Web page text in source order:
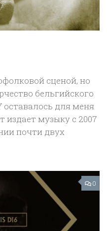
сценой, но
бельгийского
оставалось для меня
издает музыку с 2007
почти двух
0